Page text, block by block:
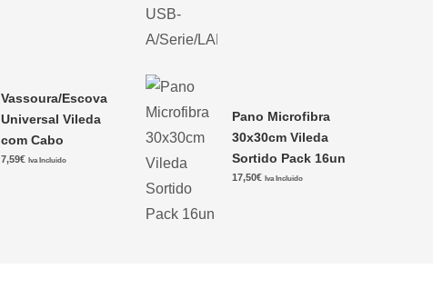
Vassoura/Escova
Universal Vileda
com Cabo
7,59€ Iva Incluido
Pano Microfibra
30x30cm Vileda
Sortido Pack 16un
17,50€ Iva Incluido